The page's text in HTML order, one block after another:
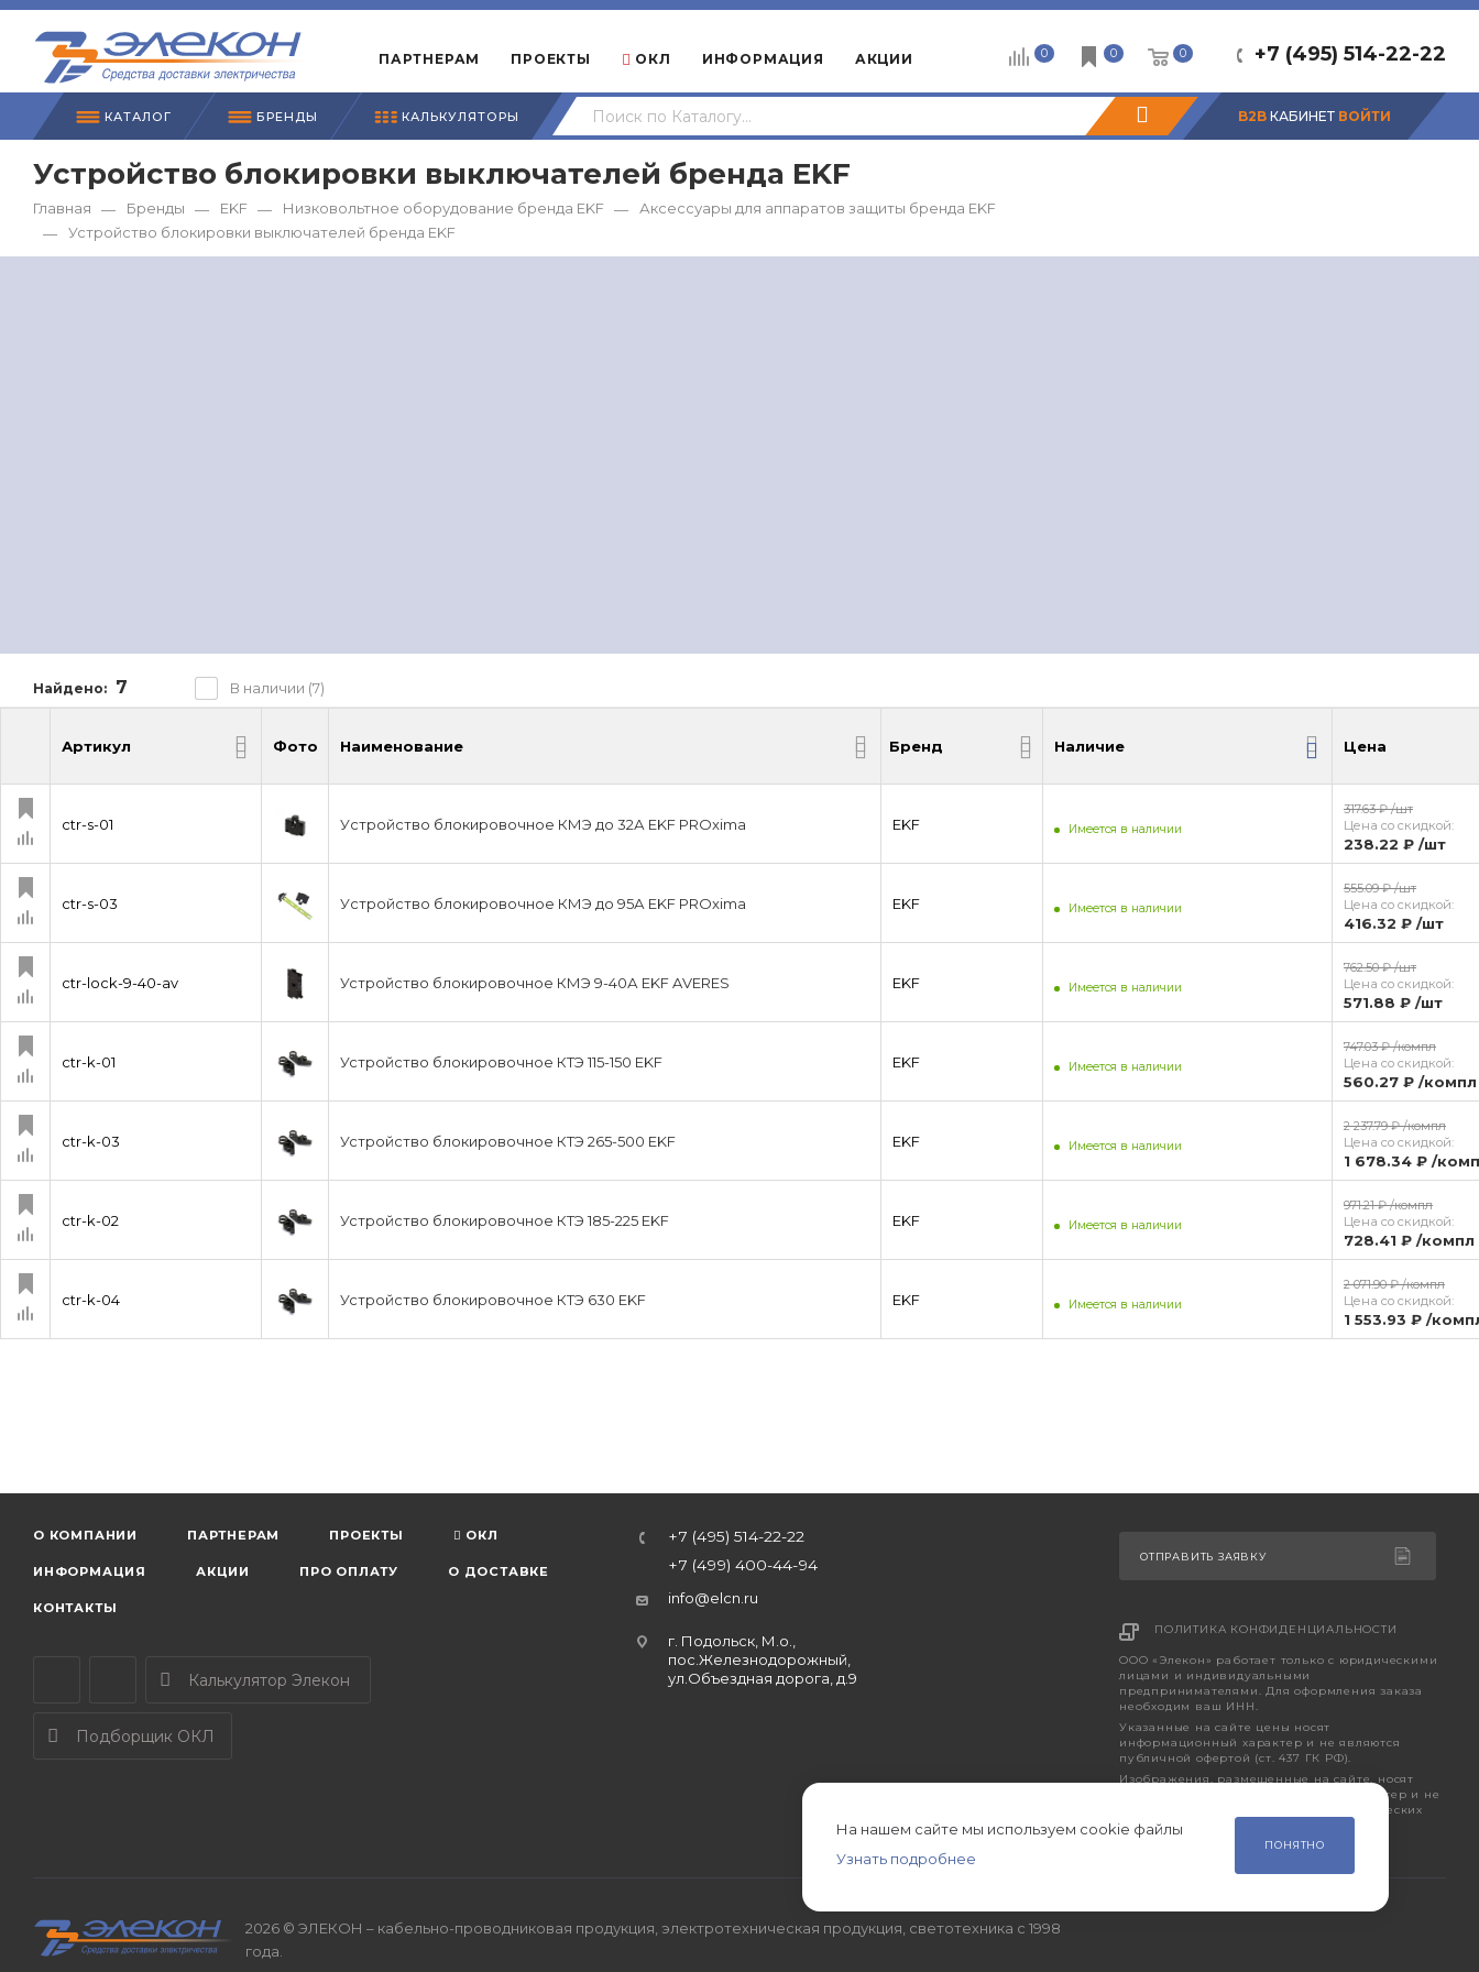
ПАРТНЕРАМ ПРОЕКТЫ ОКЛ ИНФОРМАЦИЯ АКЦИИ +7 (495) 514-22-22
0 0 0
B2B КАБИНЕТ ВОЙТИ
КАТАЛОГ БРЕНДЫ КАЛЬКУЛЯТОРЫ
Устройство блокировки выключателей бренда EKF
Главная — Бренды — EKF — Низковольтное оборудование бренда EKF —
Аксессуары для аппаратов защиты бренда EKF
—
Устройство блокировки выключателей бренда EKF
Найдено: 7 В наличии (7)
Артикул Фото Наименование Бренд Наличие Цена
Артикул Фото Наименование Бренд Наличие Цена
ctr-s-01 Уcтройство блокировочное КМЭ до 32А EKF PROxima EKF Имеется в наличии
317.63 ₽ /шт
Цена со скидкой:
238.22 ₽ /шт
ctr-s-03 Уcтройство блокировочное КМЭ до 95А EKF PROxima EKF Имеется в наличии
555.09 ₽ /шт
Цена со скидкой:
416.32 ₽ /шт
ctr-lock-9-40-av Устройство блокировочное КМЭ 9-40А EKF AVERES EKF Имеется в наличии
762.50 ₽ /шт
Цена со скидкой:
571.88 ₽ /шт
ctr-k-01 Устройство блокировочное КТЭ 115-150 EKF EKF Имеется в наличии
747.03 ₽ /компл
Цена со скидкой:
560.27 ₽ /компл
ctr-k-03 Устройство блокировочное КТЭ 265-500 EKF EKF Имеется в наличии
2 237.79 ₽ /компл
Цена со скидкой:
1 678.34 ₽ /
ctr-k-02 Устройство блокировочное КТЭ 185-225 EKF EKF Имеется в наличии
971.21 ₽ /компл
Цена со скидкой:
728.41 ₽ /компл
ctr-k-04 Устройство блокировочное КТЭ 630 EKF EKF Имеется в наличии
2 071.90 ₽ /компл
Цена со скидкой:
1 553.93 ₽ /
О КОМПАНИИ ПАРТНЕРАМ ПРОЕКТЫ ОКЛ
ИНФОРМАЦИЯ АКЦИИ ПРО ОПЛАТУ О ДОСТАВКЕ
КОНТАКТЫ
Калькулятор Элекон
Подборщик ОКЛ
+7 (495) 514-22-22
+7 (499) 400-44-94
info@elcn.ru
г. Подольск, М.о.,
пос.Железнодорожный,
ул.Объездная дорога, д.9
ОТПРАВИТЬ ЗАЯВКУ
ПОЛИТИКА КОНФИДЕНЦИАЛЬНОСТИ
ООО «Элекон» работает только с юридическими
лицами и индивидуальными
предпринимателями. Для оформления заказа
необходим ваш ИНН.
Указанные на сайте цены носят
информационный характер и не являются
публичной офертой (ст. 437 ГК РФ).
Изображения, размещенные на сайте, носят
исключительно ознакомительный характер и не
являются точным отображением фактических
характеристик товара.
2026 © ЭЛЕКОН – кабельно-проводниковая продукция, электротехническая продукция, светотехника с 1998
года.
На нашем сайте мы используем cookie файлы
Узнать подробнее
ПОНЯТНО